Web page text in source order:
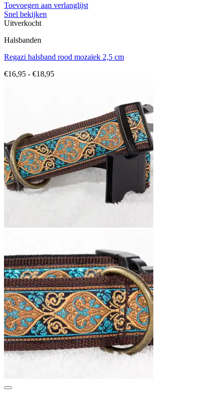
Toevoegen aan verlanglijst
Snel bekijken
Uitverkocht
Halsbanden
Regazi halsband rood mozaïek 2,5 cm
€16,95 - €18,95Prijsklasse: